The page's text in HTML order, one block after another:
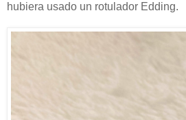
hubiera usado un rotulador Edding.